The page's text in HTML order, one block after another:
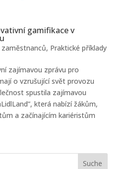
gamifikace v
, Praktické příklady
zajímavou zprávu pro
o vzrušující svět provozu
spustila zajímavou
která nabízí žákům,
a začínajícím kariéristům
Suche